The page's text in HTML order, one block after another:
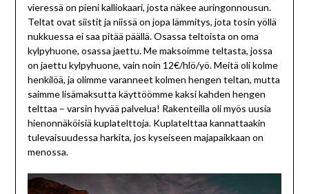
vieressä on pieni kalliokaari, josta näkee auringonnousun.
Teltat ovat siistit ja niissä on jopa lämmitys, jota tosin yöllä
nukkuessa ei saa pitää päällä. Osassa teltoista on oma
kylpyhuone, osassa jaettu. Me maksoimme teltasta, jossa
on jaettu kylpyhuone, vain noin 12€/hlö/yö. Meitä oli kolme
henkilöä, ja olimme varanneet kolmen hengen teltan, mutta
saimme lisämaksutta käyttöömme kaksi kahden hengen
telttaa – varsin hyvää palvelua! Rakenteilla oli myös uusia
hienonnäköisiä kuplatelttoja. Kuplatelttaa kannattaakin
tulevaisuudessa harkita, jos kyseiseen majapaikkaan on
menossa.